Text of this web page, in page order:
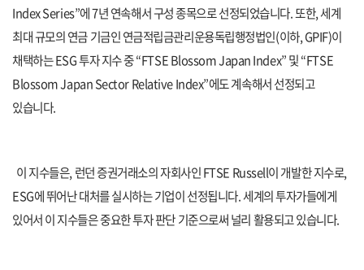
Index Series”에7년 연속해서 구성 종목으로 선정되었습니다.또한,세계
최대 규모의 연금 기금인 연금적립금관리운용독립행정법인(이하, GPIF)이
채택하는ESG투자 지수 중“FTSE Blossom Japan Index”및“FTSE
Blossom Japan Sector Relative Index”에도 계속해서 선정되고
있습니다.
이 지수들은, 런던 증권거래소의 자회사인FTSE Russell이 개발한 지수로,
ESG에 뛰어난 대처를 실시하는 기업이 선정됩니다.세계의 투자가들에게
있어서 이 지수들은 중요한 투자 판단 기준으로써 널리 활용되고 있습니다.